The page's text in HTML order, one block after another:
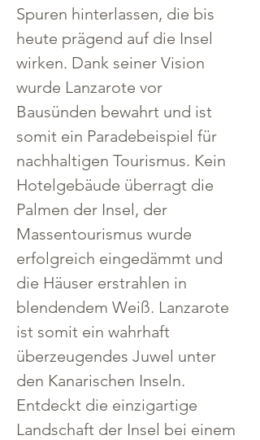
Spuren hinterlassen, die bis
heute prägend auf die Insel
wirken. Dank seiner Vision
wurde Lanzarote vor
Bausünden bewahrt und ist
somit ein Paradebeispiel für
nachhaltigen Tourismus. Kein
Hotelgebäude überragt die
Palmen der Insel, der
Massentourismus wurde
erfolgreich eingedämmt und
die Häuser erstrahlen in
blendendem Weiß. Lanzarote
ist somit ein wahrhaft
überzeugendes Juwel unter
den Kanarischen Inseln.
Entdeckt die einzigartige
Landschaft der Insel bei einem